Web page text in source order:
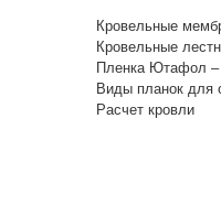
Кровельные
Кровельные
Пленка Ютафол
Виды планок для
Расчет кровли